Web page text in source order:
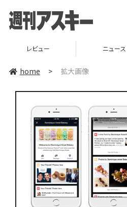
レビュー ニュース
home > 拡大画像